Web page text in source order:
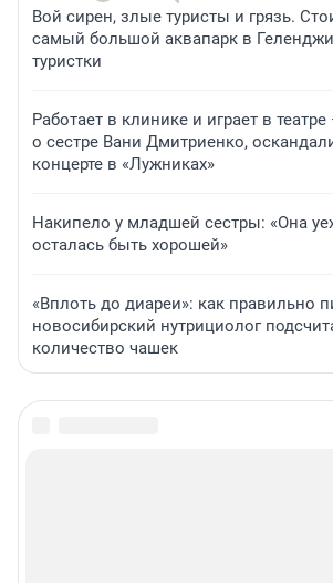
Вой сирен, злые туристы и грязь.
самый большой аквапарк в
туристки
Работает в клинике и играет в
о сестре Вани Дмитриенко,
концерте в «Лужниках»
Накипело у младшей сестры: «Она
осталась быть хорошей»
«Вплоть до диареи»: как правильно
новосибирский нутрициолог
количество чашек